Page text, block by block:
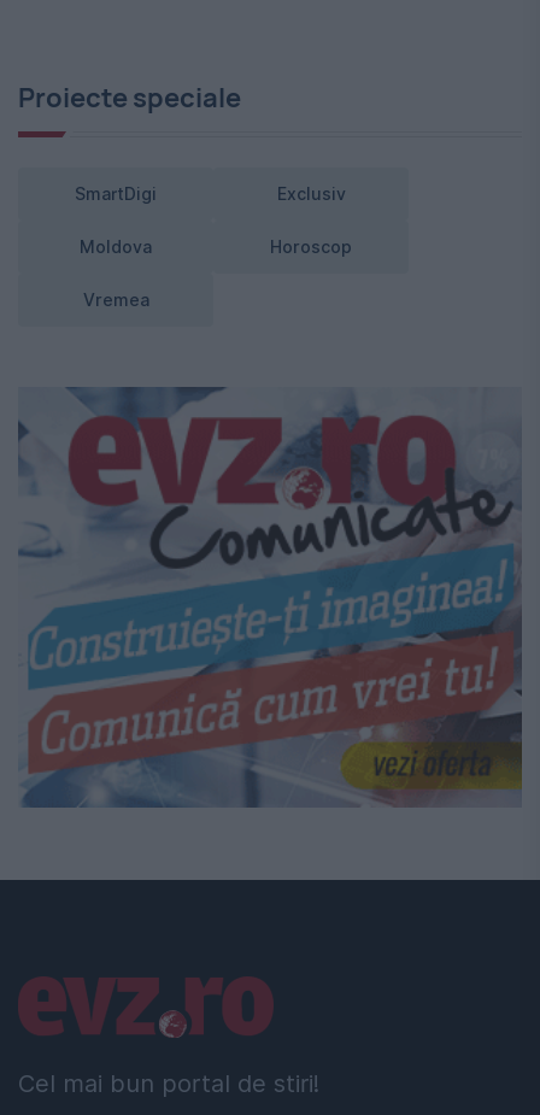
Proiecte speciale
SmartDigi Exclusiv
Moldova Horoscop
Vremea
Cel mai bun portal de stiri!
Linkuri utile